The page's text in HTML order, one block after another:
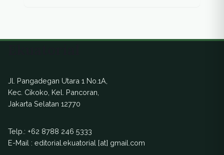
berbukit-bukit, sehingga saat hujan daerah
Jl. Pangadegan Utara 1 No.1A,
Kec. Cikoko, Kel. Pancoran,
Jakarta Selatan 12770
Telp.: +62 8788 246 5333
E-Mail : editorial.ekuatorial [at] gmail.com